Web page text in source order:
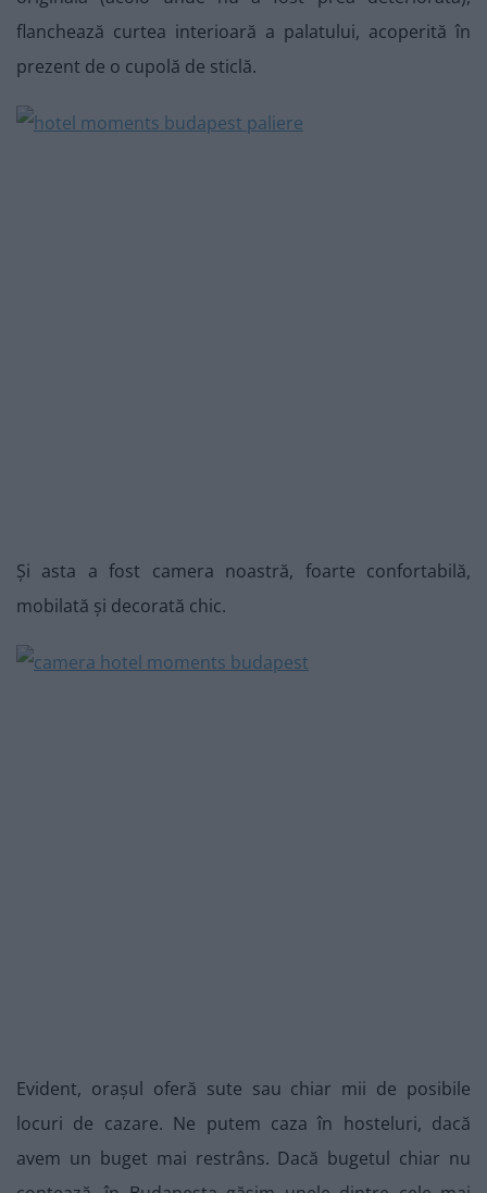
flanchează curtea interioară a palatului, acoperită în
prezent de o cupolă de sticlă.
Și asta a fost camera noastră, foarte confortabilă,
mobilată și decorată chic.
Evident, orașul oferă sute sau chiar mii de posibile
locuri de cazare. Ne putem caza în hosteluri, dacă
avem un buget mai restrâns. Dacă bugetul chiar nu